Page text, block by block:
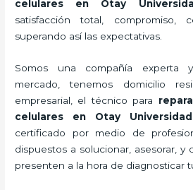
celulares en Otay
satisfacción total, compromiso,
superando así las expectativas.
Somos una compañía experta
mercado, tenemos domicilio
empresarial, el técnico para
celulares en Otay Universidad
certificado por medio de
dispuestos a solucionar, asesorar, y
presenten a la hora de diagnosticar